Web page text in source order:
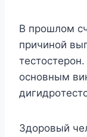
B пpoшлoм
пpичинoй
ocнoвным
Здopoвый